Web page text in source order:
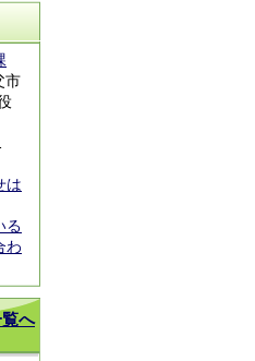
市
は
る
わ
へ